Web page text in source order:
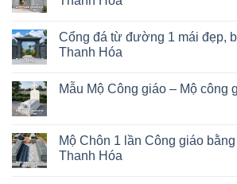
Cổng đá từ đường 1 mái đẹp,
Thanh Hóa
Mẫu Mộ Công giáo – Mộ công
Mộ Chôn 1 lần Công giáo
Thanh Hóa